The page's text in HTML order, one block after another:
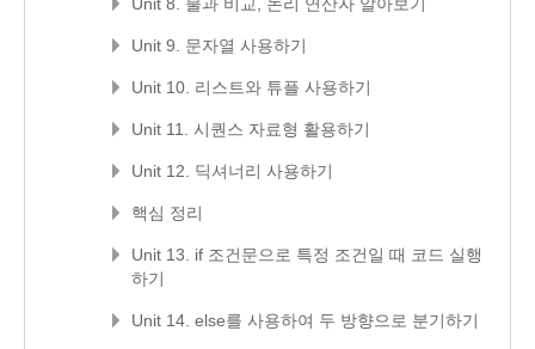
Unit 9. 문자열 사용하기
Unit 10. 리스트와 튜플 사용하기
Unit 11. 시퀀스 자료형 활용하기
Unit 12. 딕셔너리 사용하기
핵심 정리
Unit 13. if 조건문으로 특정 조건일 때 코드 실행
하기
Unit 14. else를 사용하여 두 방향으로 분기하기